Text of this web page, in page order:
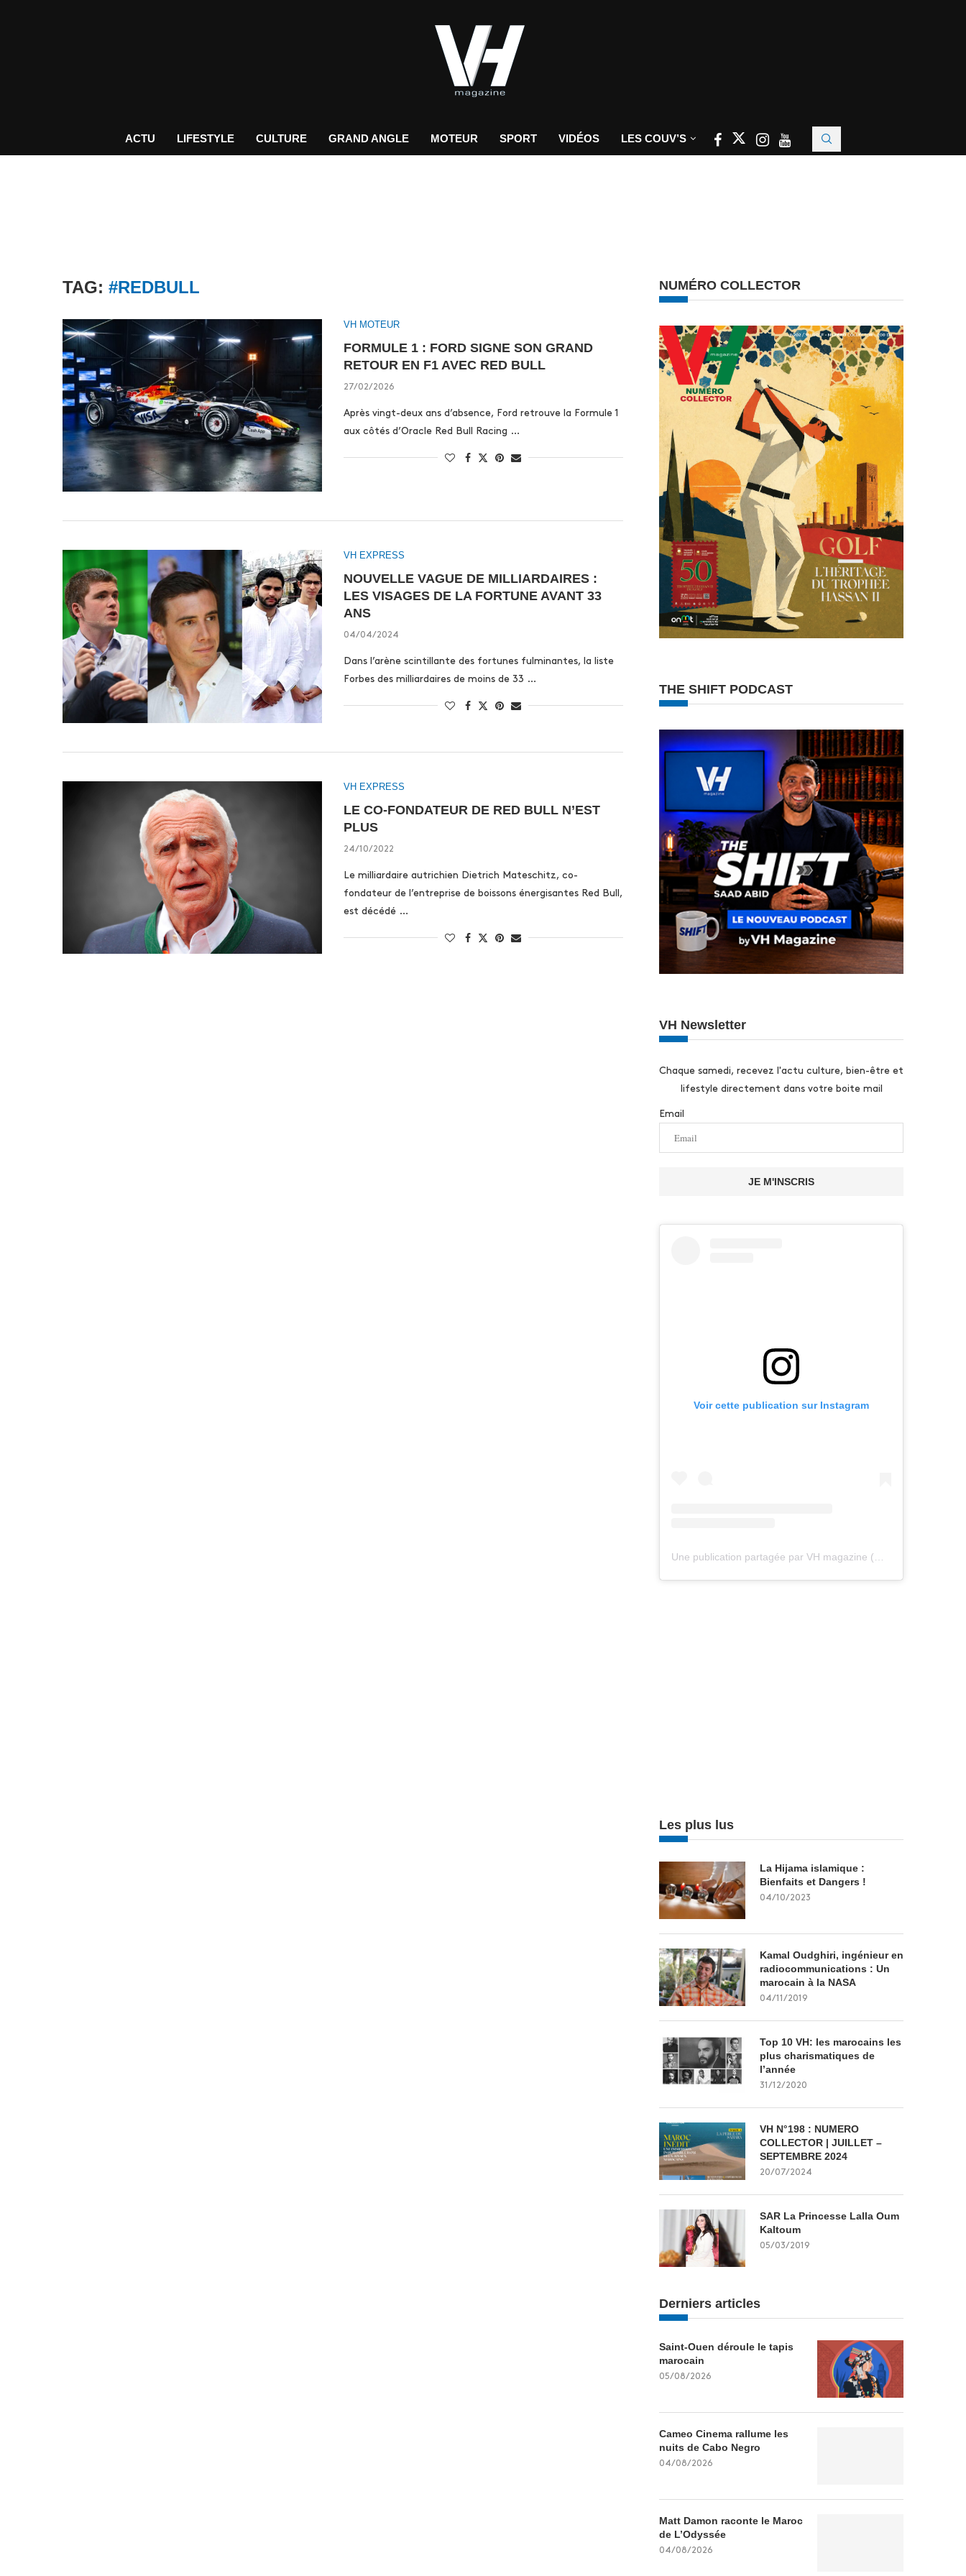
ACTU LIFESTYLE CULTURE GRAND ANGLE MOTEUR SPORT VIDÉOS LES COUV’S
TAG: #REDBULL
VH MOTEUR
FORMULE 1 : FORD SIGNE SON GRAND
RETOUR EN F1 AVEC RED BULL
27/02/2026
Après vingt-deux ans d’absence, Ford retrouve la Formule 1
aux côtés d’Oracle Red Bull Racing …
VH EXPRESS
NOUVELLE VAGUE DE MILLIARDAIRES :
LES VISAGES DE LA FORTUNE AVANT 33
ANS
04/04/2024
Dans l’arène scintillante des fortunes fulminantes, la liste
Forbes des milliardaires de moins de 33 …
VH EXPRESS
LE CO-FONDATEUR DE RED BULL N’EST
PLUS
24/10/2022
Le milliardaire autrichien Dietrich Mateschitz, co-
fondateur de l’entreprise de boissons énergisantes Red Bull,
est décédé …
NUMÉRO COLLECTOR
THE SHIFT PODCAST
VH Newsletter
Chaque samedi, recevez l'actu culture, bien-être et
lifestyle directement dans votre boite mail
Email
JE M'INSCRIS
Voir cette publication sur Instagram
Les plus lus
La Hijama islamique :
Bienfaits et Dangers !
04/10/2023
Kamal Oudghiri, ingénieur en
radiocommunications : Un
marocain à la NASA
04/11/2019
Top 10 VH: les marocains les
plus charismatiques de
l’année
31/12/2020
VH N°198 : NUMERO
COLLECTOR | JUILLET –
SEPTEMBRE 2024
20/07/2024
SAR La Princesse Lalla Oum
Kaltoum
05/03/2019
Derniers articles
Saint-Ouen déroule le tapis
marocain
05/08/2026
Cameo Cinema rallume les
nuits de Cabo Negro
04/08/2026
Matt Damon raconte le Maroc
de L’Odyssée
04/08/2026